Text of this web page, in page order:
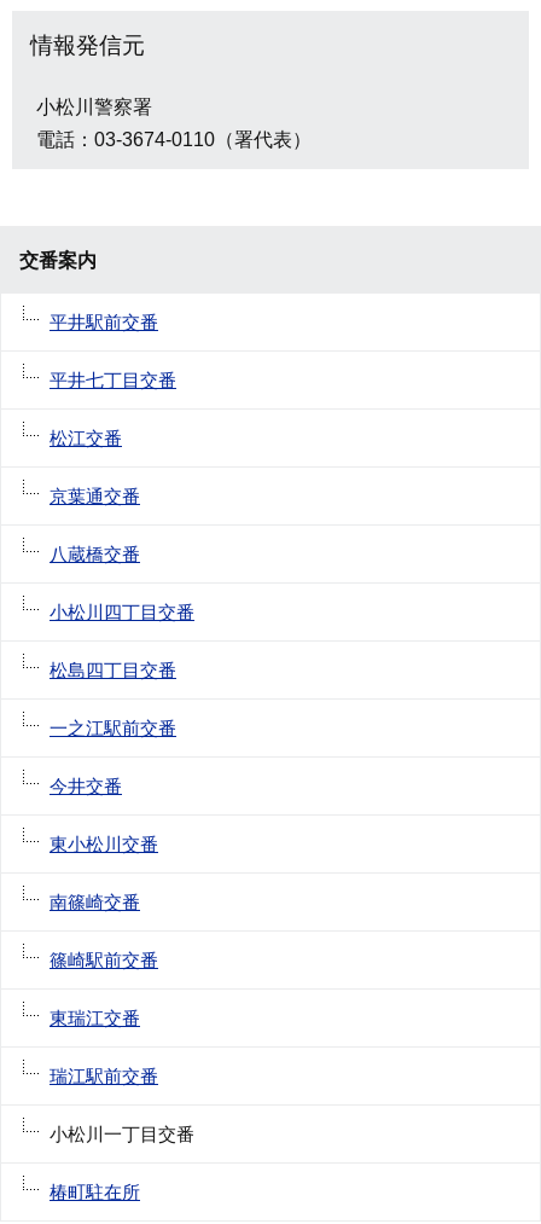
情報発信元
小松川警察署
電話：03-3674-0110（署代表）
交番案内
平井駅前交番
平井七丁目交番
松江交番
京葉通交番
八蔵橋交番
小松川四丁目交番
松島四丁目交番
一之江駅前交番
今井交番
東小松川交番
南篠崎交番
篠崎駅前交番
東瑞江交番
瑞江駅前交番
小松川一丁目交番
椿町駐在所